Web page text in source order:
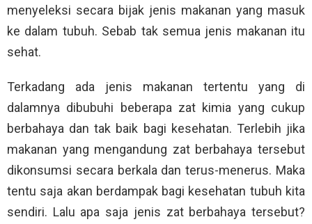
menyeleksi secara bijak jenis makanan yang masuk
ke dalam tubuh. Sebab tak semua jenis makanan itu
sehat.
Terkadang ada jenis makanan tertentu yang di
dalamnya dibubuhi beberapa zat kimia yang cukup
berbahaya dan tak baik bagi kesehatan. Terlebih jika
makanan yang mengandung zat berbahaya tersebut
dikonsumsi secara berkala dan terus-menerus. Maka
tentu saja akan berdampak bagi kesehatan tubuh kita
sendiri. Lalu apa saja jenis zat berbahaya tersebut?